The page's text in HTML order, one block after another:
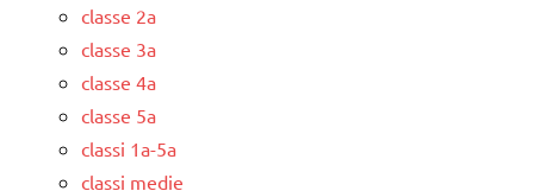
classe 2a
classe 3a
classe 4a
classe 5a
classi 1a-5a
classi medie